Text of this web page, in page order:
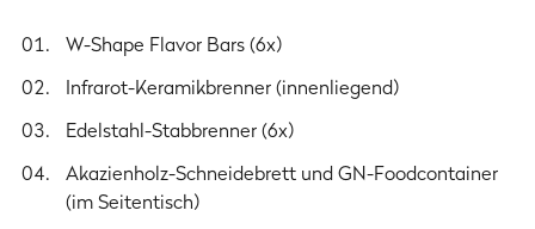
160.4 × 64.5 × 148.5 cm
Breite (mit abgeklappten Seitentischen)
54.4 kg
W-Shape Flavor Bars (6x)
Infrarot-Keramikbrenner (innenliegend)
Edelstahl-Stabbrenner (6x)
Akazienholz-Schneidebrett und GN-Foodcontainer
(im Seitentisch)